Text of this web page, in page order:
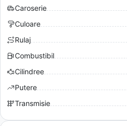
Caroserie
Culoare
Rulaj
Combustibil
Cilindree
Putere
Transmisie